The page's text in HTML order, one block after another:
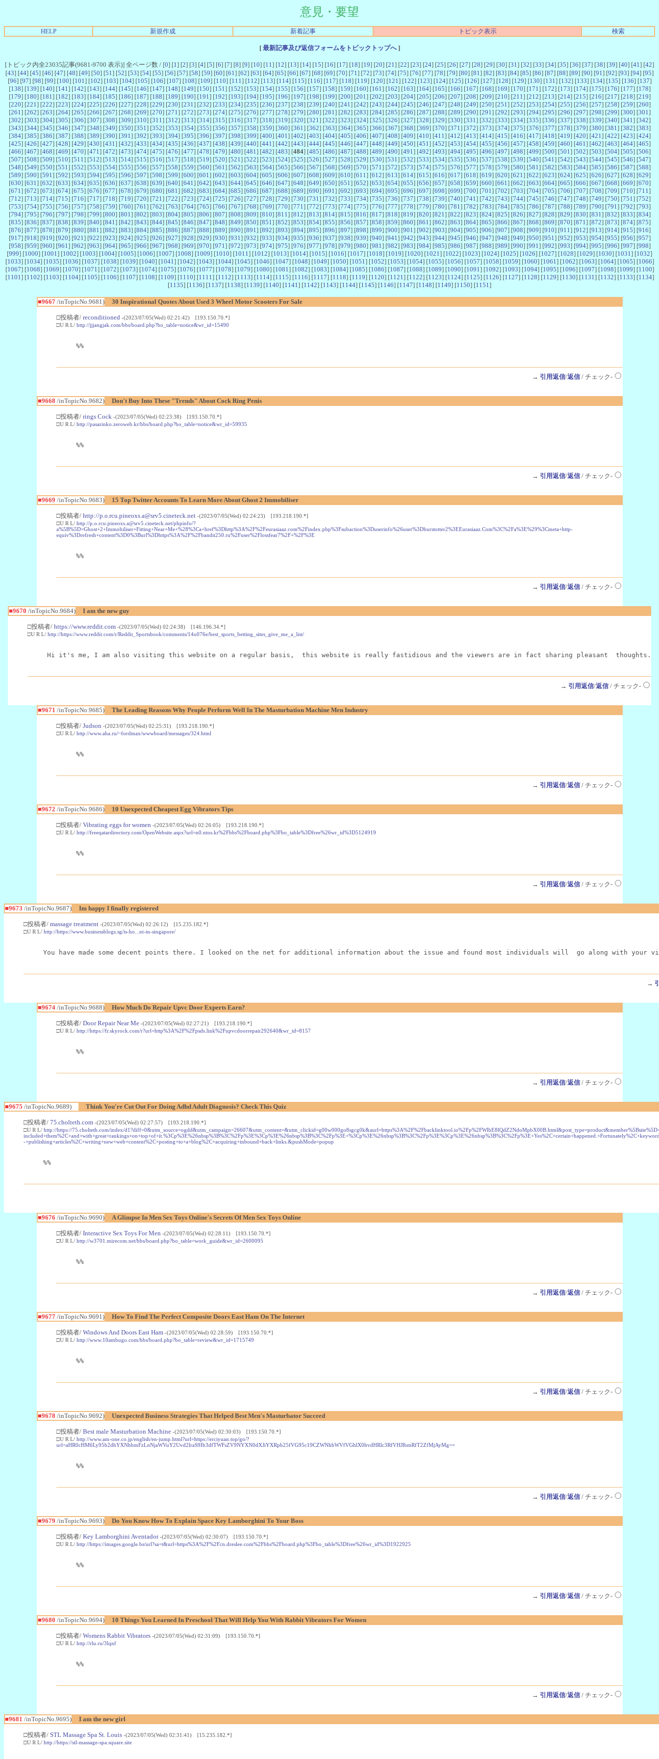
意見・要望
HELP 新規作成 新着記事 トピック表示 検索
[最新記事及び返信フォームをトピックトップへ]
[トピック内全23035記事(9681-9700 表示)] 全ページ数 / [0] [1 ] [2] [3] [4] [5] [6] [7] [8] [9] [10] [11 ] [12] [13] [14] [15] [16] [17] [18] [19] [20] [21 ] [22] [23] [24] [25] [26] [27] [28] [29] [30] [31 ] [32] [33] [34] [35] [36] [37] [38] [39] [40] [41 ] [42]
[43] [44] [45] [46] [47] [48] [49] [50] [51 ] [52] [53] [54] [55] [56] [57] [58] [59] [60] [61 ] [62] [63] [64] [65] [66] [67] [68] [69] [70] [71 ] [72] [73] [74] [75] [76] [77] [78] [79] [80] [81 ] [82] [83] [84] [85] [86] [87] [88] [89] [90] [91 ] [92] [93] [94] [95]
[96] [97] [98] [99] [100] [101 ] [102] [103] [104] [105] [106] [107] [108] [109] [110] [111 ] [112] [113] [114] [115] [116] [117] [118] [119] [120] [121 ] [122] [123] [124] [125] [126] [127] [128] [129] [130] [131 ] [132] [133] [134] [135] [136] [137]
[138] [139] [140] [141 ] [142] [143] [144] [145] [146] [147] [148] [149] [150] [151 ] [152] [153] [154] [155] [156] [157] [158] [159] [160] [161 ] [162] [163] [164] [165] [166] [167] [168] [169] [170] [171 ] [172] [173] [174] [175] [176] [177] [178]
[179] [180] [181 ] [182] [183] [184] [185] [186] [187] [188] [189] [190] [191 ] [192] [193] [194] [195] [196] [197] [198] [199] [200] [201 ] [202] [203] [204] [205] [206] [207] [208] [209] [210] [211 ] [212] [213] [214] [215] [216] [217] [218] [219]
[220] [221 ] [222] [223] [224] [225] [226] [227] [228] [229] [230] [231 ] [232] [233] [234] [235] [236] [237] [238] [239] [240] [241 ] [242] [243] [244] [245] [246] [247] [248] [249] [250] [251 ] [252] [253] [254] [255] [256] [257] [258] [259] [260]
[261 ] [262] [263] [264] [265] [266] [267] [268] [269] [270] [271 ] [272] [273] [274] [275] [276] [277] [278] [279] [280] [281 ] [282] [283] [284] [285] [286] [287] [288] [289] [290] [291 ] [292] [293] [294] [295] [296] [297] [298] [299] [300] [301 ]
[302] [303] [304] [305] [306] [307] [308] [309] [310] [311 ] [312] [313] [314] [315] [316] [317] [318] [319] [320] [321 ] [322] [323] [324] [325] [326] [327] [328] [329] [330] [331 ] [332] [333] [334] [335] [336] [337] [338] [339] [340] [341 ] [342]
[343] [344] [345] [346] [347] [348] [349] [350] [351 ] [352] [353] [354] [355] [356] [357] [358] [359] [360] [361 ] [362] [363] [364] [365] [366] [367] [368] [369] [370] [371 ] [372] [373] [374] [375] [376] [377] [378] [379] [380] [381 ] [382] [383]
[384] [385] [386] [387] [388] [389] [390] [391 ] [392] [393] [394] [395] [396] [397] [398] [399] [400] [401 ] [402] [403] [404] [405] [406] [407] [408] [409] [410] [411 ] [412] [413] [414] [415] [416] [417] [418] [419] [420] [421 ] [422] [423] [424]
[425] [426] [427] [428] [429] [430] [431 ] [432] [433] [434] [435] [436] [437] [438] [439] [440] [441 ] [442] [443] [444] [445] [446] [447] [448] [449] [450] [451 ] [452] [453] [454] [455] [456] [457] [458] [459] [460] [461 ] [462] [463] [464] [465]
[466] [467] [468] [469] [470] [471 ] [472] [473] [474] [475] [476] [477] [478] [479] [480] [481 ] [482] [483] [484] [485] [486] [487] [488] [489] [490] [491 ] [492] [493] [494] [495] [496] [497] [498] [499] [500] [501 ] [502] [503] [504] [505] [506]
[507] [508] [509] [510] [511 ] [512] [513] [514] [515] [516] [517] [518] [519] [520] [521 ] [522] [523] [524] [525] [526] [527] [528] [529] [530] [531 ] [532] [533] [534] [535] [536] [537] [538] [539] [540] [541 ] [542] [543] [544] [545] [546] [547]
[548] [549] [550] [551 ] [552] [553] [554] [555] [556] [557] [558] [559] [560] [561 ] [562] [563] [564] [565] [566] [567] [568] [569] [570] [571 ] [572] [573] [574] [575] [576] [577] [578] [579] [580] [581 ] [582] [583] [584] [585] [586] [587] [588]
[589] [590] [591 ] [592] [593] [594] [595] [596] [597] [598] [599] [600] [601 ] [602] [603] [604] [605] [606] [607] [608] [609] [610] [611 ] [612] [613] [614] [615] [616] [617] [618] [619] [620] [621 ] [622] [623] [624] [625] [626] [627] [628] [629]
[630] [631 ] [632] [633] [634] [635] [636] [637] [638] [639] [640] [641 ] [642] [643] [644] [645] [646] [647] [648] [649] [650] [651 ] [652] [653] [654] [655] [656] [657] [658] [659] [660] [661 ] [662] [663] [664] [665] [666] [667] [668] [669] [670]
[671 ] [672] [673] [674] [675] [676] [677] [678] [679] [680] [681 ] [682] [683] [684] [685] [686] [687] [688] [689] [690] [691 ] [692] [693] [694] [695] [696] [697] [698] [699] [700] [701 ] [702] [703] [704] [705] [706] [707] [708] [709] [710] [711 ]
[712] [713] [714] [715] [716] [717] [718] [719] [720] [721 ] [722] [723] [724] [725] [726] [727] [728] [729] [730] [731 ] [732] [733] [734] [735] [736] [737] [738] [739] [740] [741 ] [742] [743] [744] [745] [746] [747] [748] [749] [750] [751 ] [752]
[753] [754] [755] [756] [757] [758] [759] [760] [761 ] [762] [763] [764] [765] [766] [767] [768] [769] [770] [771 ] [772] [773] [774] [775] [776] [777] [778] [779] [780] [781 ] [782] [783] [784] [785] [786] [787] [788] [789] [790] [791 ] [792] [793]
[794] [795] [796] [797] [798] [799] [800] [801 ] [802] [803] [804] [805] [806] [807] [808] [809] [810] [811 ] [812] [813] [814] [815] [816] [817] [818] [819] [820] [821 ] [822] [823] [824] [825] [826] [827] [828] [829] [830] [831 ] [832] [833] [834]
[835] [836] [837] [838] [839] [840] [841 ] [842] [843] [844] [845] [846] [847] [848] [849] [850] [851 ] [852] [853] [854] [855] [856] [857] [858] [859] [860] [861 ] [862] [863] [864] [865] [866] [867] [868] [869] [870] [871 ] [872] [873] [874] [875]
[876] [877] [878] [879] [880] [881 ] [882] [883] [884] [885] [886] [887] [888] [889] [890] [891 ] [892] [893] [894] [895] [896] [897] [898] [899] [900] [901 ] [902] [903] [904] [905] [906] [907] [908] [909] [910] [911 ] [912] [913] [914] [915] [916]
[917] [918] [919] [920] [921 ] [922] [923] [924] [925] [926] [927] [928] [929] [930] [931 ] [932] [933] [934] [935] [936] [937] [938] [939] [940] [941 ] [942] [943] [944] [945] [946] [947] [948] [949] [950] [951 ] [952] [953] [954] [955] [956] [957]
[958] [959] [960] [961 ] [962] [963] [964] [965] [966] [967] [968] [969] [970] [971 ] [972] [973] [974] [975] [976] [977] [978] [979] [980] [981 ] [982] [983] [984] [985] [986] [987] [988] [989] [990] [991 ] [992] [993] [994] [995] [996] [997] [998]
[999] [1000] [1001 ] [1002] [1003] [1004] [1005] [1006] [1007] [1008] [1009] [1010] [1011 ] [1012] [1013] [1014] [1015] [1016] [1017] [1018] [1019] [1020] [1021 ] [1022] [1023] [1024] [1025] [1026] [1027] [1028] [1029] [1030] [1031 ] [1032]
[1033] [1034] [1035] [1036] [1037] [1038] [1039] [1040] [1041 ] [1042] [1043] [1044] [1045] [1046] [1047] [1048] [1049] [1050] [1051 ] [1052] [1053] [1054] [1055] [1056] [1057] [1058] [1059] [1060] [1061 ] [1062] [1063] [1064] [1065] [1066]
[1067] [1068] [1069] [1070] [1071 ] [1072] [1073] [1074] [1075] [1076] [1077] [1078] [1079] [1080] [1081 ] [1082] [1083] [1084] [1085] [1086] [1087] [1088] [1089] [1090] [1091 ] [1092] [1093] [1094] [1095] [1096] [1097] [1098] [1099] [1100]
[1101 ] [1102] [1103] [1104] [1105] [1106] [1107] [1108] [1109] [1110] [1111 ] [1112] [1113] [1114] [1115] [1116] [1117] [1118] [1119] [1120] [1121 ] [1122] [1123] [1124] [1125] [1126] [1127] [1128] [1129] [1130] [1131 ] [1132] [1133] [1134]
[1135] [1136] [1137] [1138] [1139] [1140] [1141 ] [1142] [1143] [1144] [1145] [1146] [1147] [1148] [1149] [1150] [1151 ]
■9667/inTopicNo.9681) 30 Inspirational Quotes About Used 3 Wheel Motor Scooters For Sale
□投稿者/ reconditioned -(2023/07/05(Wed) 02:21:42) [193.150.70.*]
□U R L/ http://jjjangjak.com/bbs/board.php?bo_table=notice&wr_id=15490
%%
→ 引用返信/返信/ チェック-
■9668 /inTopicNo.9682) Don't Buy Into These "Trends" About Cock Ring Penis
□投稿者/ rings Cock -(2023/07/05(Wed) 02:23:38) [193.150.70.*]
□U R L/ http://pasarinko.zeroweb.kr/bbs/board.php?bo_table=notice&wr_id=59935
%%
→ 引用返信/返信/ チェック-
■9669 /inTopicNo.9683) 15 Top Twitter Accounts To Learn More About Ghost 2 Immobiliser
□投稿者/ http://p.o.rcu.pineoxs.a@srv5.cineteck.net -(2023/07/05(Wed) 02:24:23) [193.218.190.*]
□U R L/ http://p.o.rcu.pineoxs.a@srv5.cineteck.net/phpinfo/?
a%5B%5D=Ghost+2+Immobiliser+Fitting+Near+Me+%28%3Ca+href%3Dhttp%3A%2F%2Feurasiaaz.com%2Findex.php%3Fsubaction%3Duserinfo%26user%3Dburstotter2%3EEurasiaaz.Com%3C%2Fa%3E%29%3Cmeta+http-
equiv%3Drefresh+content%3D0%3Burl%3Dhttps%3A%2F%2Fbandit250.ru%2Fuser%2Flossfear7%2F+%2F%3E
%%
→ 引用返信/返信/ チェック-
■9670 /inTopicNo.9684) I am the new guy
□投稿者/ https://www.reddit.com -(2023/07/05(Wed) 02:24:38) [146.196.34.*]
□U R L/ http://https://www.reddit.com/r/Reddit_Sportsbook/comments/14o076e/best_sports_betting_sites_give_me_a_list/
Hi it's me, I am also visiting this website on a regular basis,  this website is really fastidious and the viewers are in fact sharing pleasant  thoughts.
→ 引用返信/返信 / チェック-
■9671 /inTopicNo.9685) The Leading Reasons Why People Perform Well In The Masturbation Machine Men Industry
□投稿者/ Judson -(2023/07/05(Wed) 02:25:31) [193.218.190.*]
□U R L/ http://www.aha.ru/~fordmax/wwwboard/messages/324.html
%%
→ 引用返信/返信/ チェック-
■9672 /inTopicNo.9686) 10 Unexpected Cheapest Egg Vibrators Tips
□投稿者/ Vibrating eggs for women -(2023/07/05(Wed) 02:26:05) [193.218.190.*]
□U R L/ http://freeqatardirectory.com/OpenWebsite.aspx?url=n0.ntos.kr%2Fbbs%2Fboard.php%3Fbo_table%3Dfree%26wr_id%3D5124919
%%
→ 引用返信/返信/ チェック-
■9673 /inTopicNo.9687) Im happy I finally registered
□投稿者/ massage treatment -(2023/07/05(Wed) 02:26:12) [15.235.182.*]
□U R L/ http://https://www.businessblogs.sg/is-ho...nt-in-singapore/
You have made some decent points there. I looked on the net for additional information about the issue and found most individuals will  go along with your
→
■9674/inTopicNo.9688) How Much Do Repair Upvc Door Experts Earn?
□投稿者/ Door Repair Near Me -(2023/07/05(Wed) 02:27:21) [193.218.190.*]
□U R L/ http://https://fr.skyrock.com/r?url=http%3A%2F%2Fpsds.link%2Fupvcdoorrepair292640&wr_id=8157
%%
→ 引用返信/返信/ チェック-
■9675 /inTopicNo.9689) Think You're Cut Out For Doing Adhd Adult Diagnosis? Check This Quiz
□投稿者/ 75.cholteth.com -(2023/07/05(Wed) 02:27:57) [193.218.190.*]
□U R L/ http://https://75.cholteth.com/index/
-+publishing+articles%2C+writing+new+web+content%2C+posting+to+a+blog%2C+acquiring+inbound+back+links.&pushMode=popup
%%
■9676 /inTopicNo.9690) A Glimpse In Men Sex Toys Online's Secrets Of Men Sex Toys Online
□投稿者/ Interactive Sex Toys For Men -(2023/07/05(Wed) 02:28:11) [193.150.70.*]
□U R L/ http://w3701.mirecom.net/bbs/board.php?bo_table=work_guide&wr_id=2600095
%%
→ 引用返信/返信/ チェック-
■9677/inTopicNo.9691) How To Find The Perfect Composite Doors East Ham On The Internet
□投稿者/ Windows And Doors East Ham -(2023/07/05(Wed) 02:28:59) [193.150.70.*]
□U R L/ http://www.10ambugo.com/bbs/board.php?bo_table=review&wr_id=1715749
%%
→ 引用返信/返信/ チェック-
■9678 /inTopicNo.9692) Unexpected Business Strategies That Helped Best Men's Masturbator Succeed
□投稿者/ Best male Masturbation Machine -(2023/07/05(Wed) 02:30:03) [193.150.70.*]
□U R L/ http://www.am-one.co.jp/english/en-jump.html?url=https://erciyuan.top/go/?
url=aHR0cHM6Ly95b2dhYXNhbmFzLnNjaWVuY2Uvd2lraS9Ib3dfTWFsZV9NYXN0dXJiYXRpb25fVG95c19CZWNhbWVfVGhlX0hvdHRlc3RfVHJlbmRfT2ZfMjAyMg==
%%
→ 引用返信/返信/ チェック-
■9679 /inTopicNo.9693) Do You Know How To Explain Space Key Lamborghini To Your Boss
□投稿者/ Key Lamborghini Aventador -(2023/07/05(Wed) 02:30:07) [193.150.70.*]
□U R L/ http://https://images.google.bs/url?sa=t&url=https%3A%2F%2Fcn.dreslee.com%2Fbbs%2Fboard.php%3Fbo_table%3Dfree%26wr_id%3D1922925
%%
→ 引用返信/返信/ チェック-
■9680 /inTopicNo.9694) 10 Things You Learned In Preschool That Will Help You With Rabbit Vibrators For Women
□投稿者/ Womens Rabbit Vibrators -(2023/07/05(Wed) 02:31:09) [193.150.70.*]
□U R L/ http://rlu.ru/3lqnf
%%
→ 引用返信/返信/ チェック-
■9681 /inTopicNo.9695) I am the new girl
□投稿者/ STL Massage Spa St. Louis -(2023/07/05(Wed) 02:31:41) [15.235.182.*]
□U R L/ http://https://stl-massage-spa.square.site